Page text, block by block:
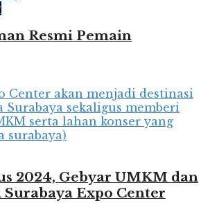
Resmi Pemain
2024, Gebyar UMKM dan
Expo Center